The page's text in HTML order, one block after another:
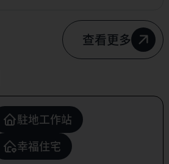
查看更多
駐地工作站
幸福住宅